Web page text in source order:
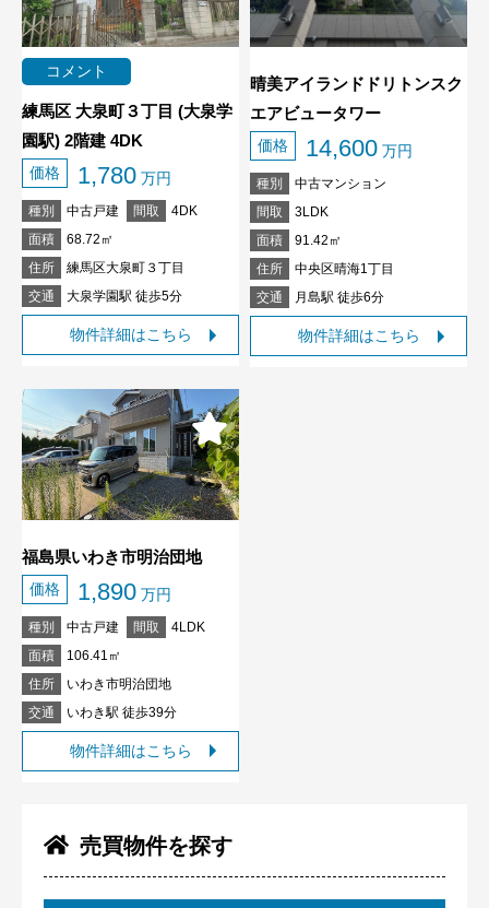
売買物件を探す
コメント
練馬区 大泉町３丁目 (大泉学
園駅) 2階建 4DK
価格 1,780 万円
種別 中古戸建 間取
4DK
面積
68.72㎡
住所
練馬区大泉町３丁目
交通
大泉学園駅 徒歩5分
物件詳細はこちら
晴美アイランドドリトンスク
エアビュータワー
価格 14,600 万円
種別
中古マンション
間取
3LDK
面積
91.42㎡
住所
中央区晴海1丁目
交通
月島駅 徒歩6分
物件詳細はこちら
福島県いわき市明治団地
価格 1,890 万円
種別 中古戸建 間取
4LDK
面積
106.41㎡
住所
いわき市明治団地
交通
いわき駅 徒歩39分
物件詳細はこちら